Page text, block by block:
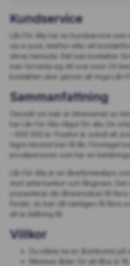
Kundservice
Lån För Alla har en kundservice
via e-post, telefon eller ett
deras hemsida. Ifall man kontaktar
man förvänta sig ett svar inom 24
kontakten sker genom att ringa Lån
Sammanfattning
Oavsett om man är intresserad av
har Lån För Alla något för alla. De
– 600 000 kr. Positivt är också att
lägre inkomst kan få lån. Företaget
privatpersoner som har en
Lån För Alla är en låneförmedlare
stort antal banker och långivare. Det
presenterar din låneansökan till flera
fördel, du kan då nämligen få flera
att ta ställning till.
Villkor
Du måste ha en årsinkomst på
Minimum ålder för att låna är 18